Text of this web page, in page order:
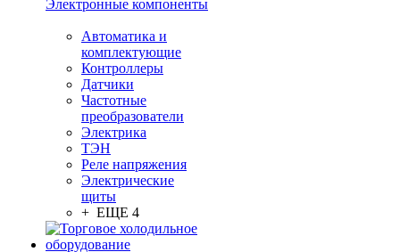
Электронные компоненты
Автоматика и
комплектующие
Контроллеры
Датчики
Частотные
преобразователи
Электрика
ТЭН
Реле напряжения
Электрические
щиты
+ ЕЩЕ 4